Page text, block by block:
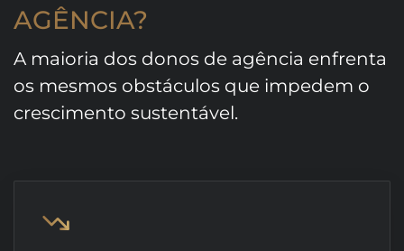
AGÊNCIA?
A maioria dos donos de agência enfrenta
os mesmos obstáculos que impedem o
crescimento sustentável.